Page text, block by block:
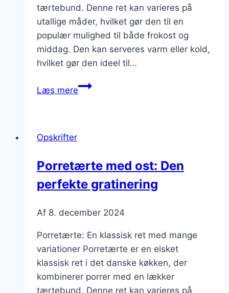
tærtebund. Denne ret kan varieres på
utallige måder, hvilket gør den til en
populær mulighed til både frokost og
middag. Den kan serveres varm eller kold,
hvilket gør den ideel til…
Læs merePorretærte
Opskrifter
Porretærte med ost: Den
perfekte gratinering
Af 8. december 2024
Porretærte: En klassisk ret med mange
variationer Porretærte er en elsket
klassisk ret i det danske køkken, der
kombinerer porrer med en lækker
tærtebund. Denne ret kan varieres på